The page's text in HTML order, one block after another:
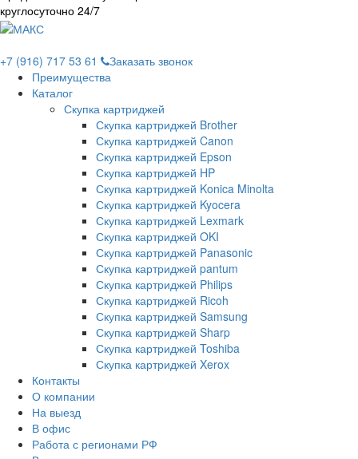
круглосуточно 24/7
+7 (916) 717 53 61
Заказать звонок
Преимущества
Каталог
Скупка картриджей
Скупка картриджей Brother
Скупка картриджей Canon
Скупка картриджей Epson
Скупка картриджей HP
Скупка картриджей Konica Minolta
Скупка картриджей Kyocera
Скупка картриджей Lexmark
Скупка картриджей OKI
Скупка картриджей Panasonic
Скупка картриджей pantum
Скупка картриджей Philips
Скупка картриджей Ricoh
Скупка картриджей Samsung
Скупка картриджей Sharp
Скупка картриджей Toshiba
Скупка картриджей Xerox
Контакты
О компании
На выезд
В офис
Работа с регионами РФ